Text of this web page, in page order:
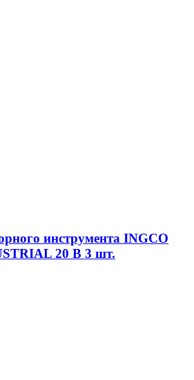
инструмента INGCO
20 В 3 шт.